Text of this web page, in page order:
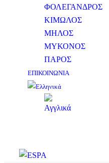
ΦΟΛΕΓΑΝΔΡΟΣ
ΚΙΜΩΛΟΣ
ΜΗΛΟΣ
ΜΥΚΟΝΟΣ
ΠΑΡΟΣ
ΕΠΙΚΟΙΝΩΝΙΑ